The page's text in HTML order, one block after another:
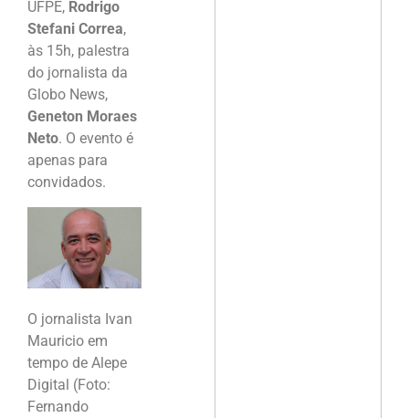
UFPE, Rodrigo
Stefani Correa,
às 15h, palestra
do jornalista da
Globo News,
Geneton Moraes
Neto. O evento é
apenas para
convidados.
O jornalista Ivan
Mauricio em
tempo de Alepe
Digital (Foto:
Fernando